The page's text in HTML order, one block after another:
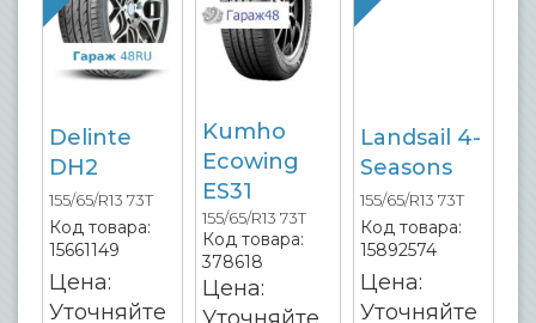
Delinte
DH2
155/65/R13 73T
Код товара:
15661149
Цена:
Уточняйте
Kumho
Ecowing
ES31
155/65/R13 73T
Код товара:
378618
Цена:
Landsail 4-
Seasons
155/65/R13 73T
Код товара:
15892574
Цена:
Уточняйте